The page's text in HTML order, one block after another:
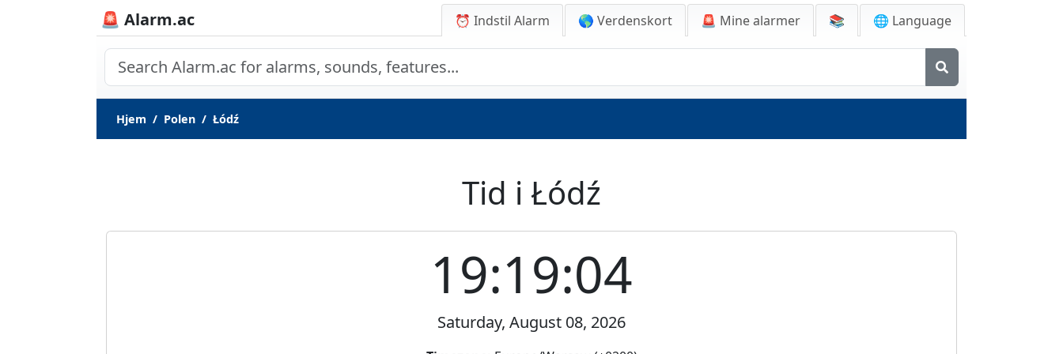
🚨 Alarm.ac ⏰ Indstil Alarm 🌎 Verdenskort 🚨 Mine alarmer 📚 🌐 Language
Hjem Polen Łódź
Tid i Łódź
19:19:04
Saturday, August 08, 2026